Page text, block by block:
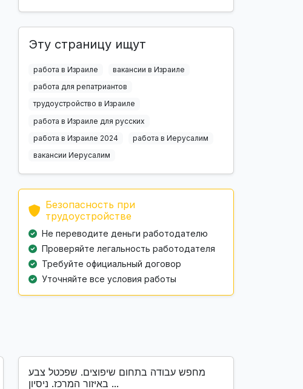
Эту страницу ищут
работа в Израиле
вакансии в Израиле
работа для репатриантов
трудоустройство в Израиле
работа в Израиле для русских
работа в Израиле 2024
работа в Иерусалим
вакансии Иерусалим
Безопасность при
трудоустройстве
Не переводите деньги работодателю
Проверяйте легальность работодателя
Требуйте официальный договор
Уточняйте все условия работы
מחפש עבודה בתחום שיפוצים. שפכטל צבע
באיזור המרכז. ניסיון ...